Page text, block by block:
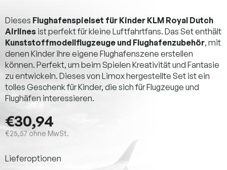
€30,94
€25,57 ohne MwSt.
Lieferoptionen
Dieses Flughafenspielset für Kinder KLM Royal Dutch
Airlines ist perfekt für kleine Luftfahrtfans. Das Set enthält
Kunststoffmodellflugzeuge und Flughafenzubehör, mit
denen Kinder ihre eigene Flughafenszene erstellen
können. Perfekt, um beim Spielen Kreativität und Fantasie
zu entwickeln. Dieses von Limox hergestellte Set ist ein
tolles Geschenk für Kinder, die sich für Flugzeuge und
Flughäfen interessieren.